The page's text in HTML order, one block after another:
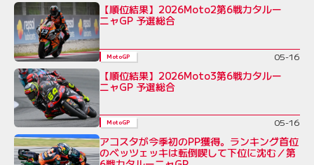
【順位結果】2026Moto2第6戦カタルー
ニャGP 予選総合
MotoGP 05-16
【順位結果】2026Moto3第6戦カタルー
ニャGP 予選総合
MotoGP 05-16
アコスタが今季初のPP獲得。ランキング首位
のベッツェッキは転倒喫して下位に沈む／第